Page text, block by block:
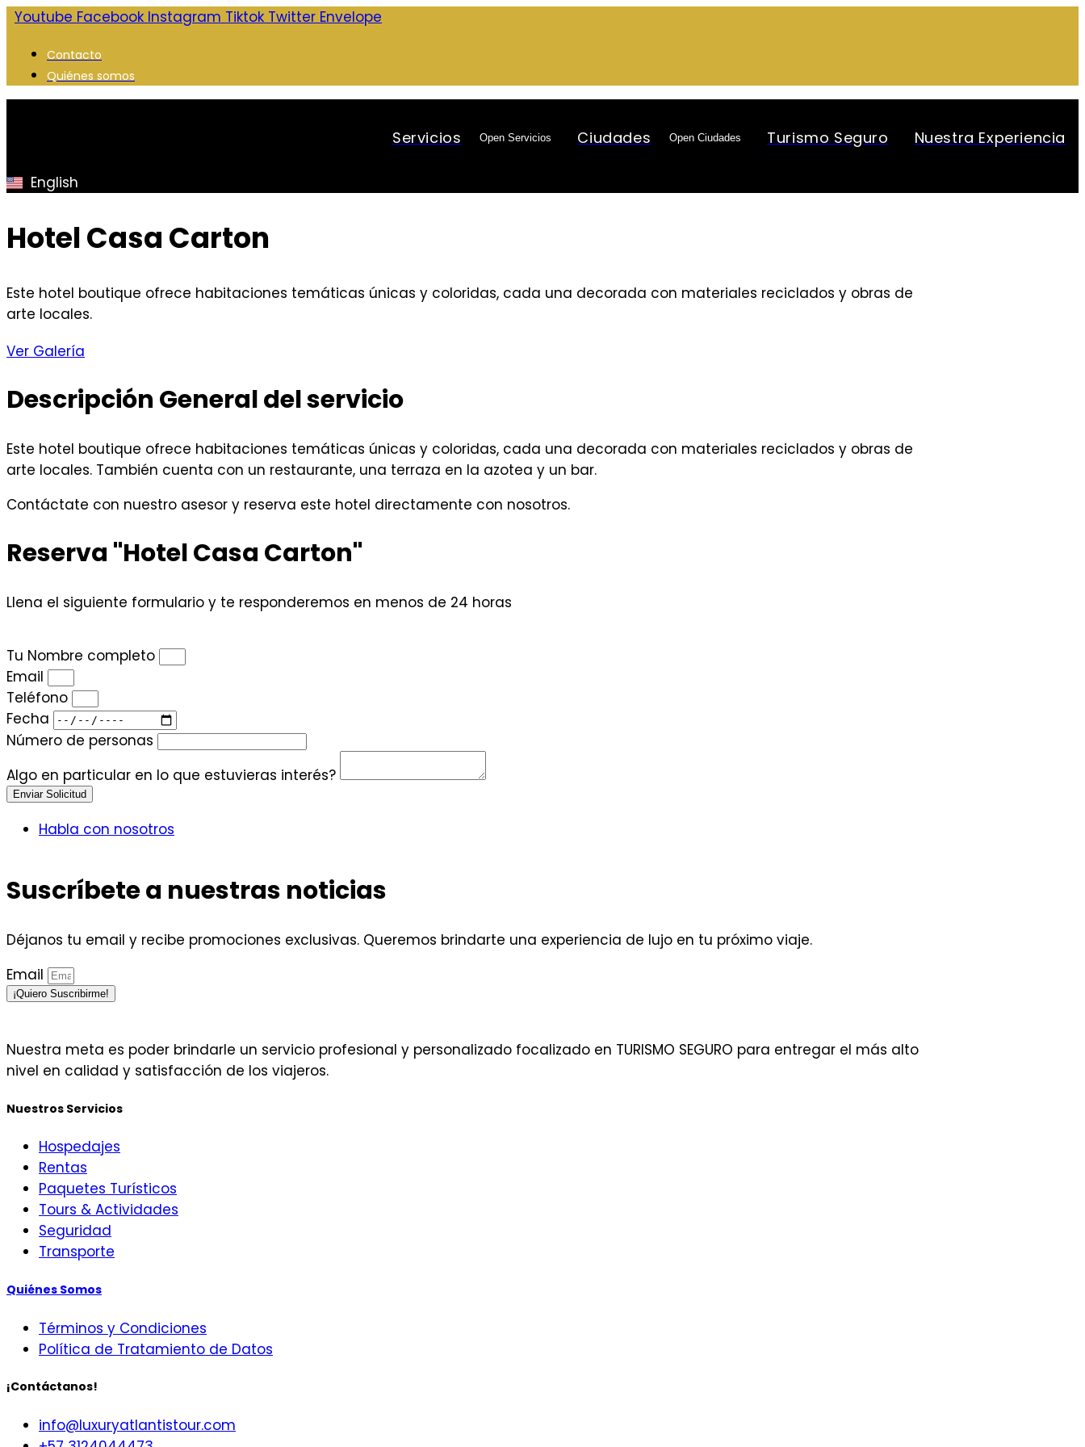
Saltar
contenido
Youtube Facebook Instagram Tiktok Twitter Envelope
Contacto
Quiénes somos
Servicios Open Servicios Ciudades Open Ciudades Turismo Seguro Nuestra Experiencia
English
Hotel Casa Carton
Este hotel boutique ofrece habitaciones temáticas únicas y coloridas, cada una decorada con materiales reciclados y obras de
arte locales.
Ver Galería
Descripción General del servicio
Este hotel boutique ofrece habitaciones temáticas únicas y coloridas, cada una decorada con materiales reciclados y obras de
arte locales. También cuenta con un restaurante, una terraza en la azotea y un bar.
Contáctate con nuestro asesor y reserva este hotel directamente con nosotros.
Reserva "Hotel Casa Carton"
Llena el siguiente formulario y te responderemos en menos de 24 horas
Tu Nombre completo
Email
Teléfono
Fecha
Número de personas
Algo en particular en lo que estuvieras interés?
Enviar Solicitud
Habla con nosotros
Suscríbete a nuestras noticias
Déjanos tu email y recibe promociones exclusivas. Queremos brindarte una experiencia de lujo en tu próximo viaje.
Email
¡Quiero Suscribirme!
Nuestra meta es poder brindarle un servicio profesional y personalizado focalizado en TURISMO SEGURO para entregar el más alto
nivel en calidad y satisfacción de los viajeros.
Nuestros Servicios
Hospedajes
Rentas
Paquetes Turísticos
Tours & Actividades
Seguridad
Transporte
Quiénes Somos
Términos y Condiciones
Política de Tratamiento de Datos
¡Contáctanos!
info@luxuryatlantistour.com